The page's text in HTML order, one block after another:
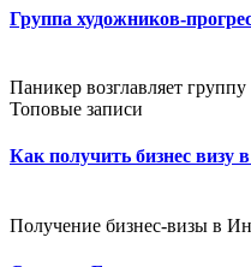
Группа художников-
Паникер возглавляет
Топовые записи
Как получить бизнес визу
Получение бизнес-визы в